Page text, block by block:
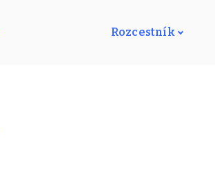
Rozcestník